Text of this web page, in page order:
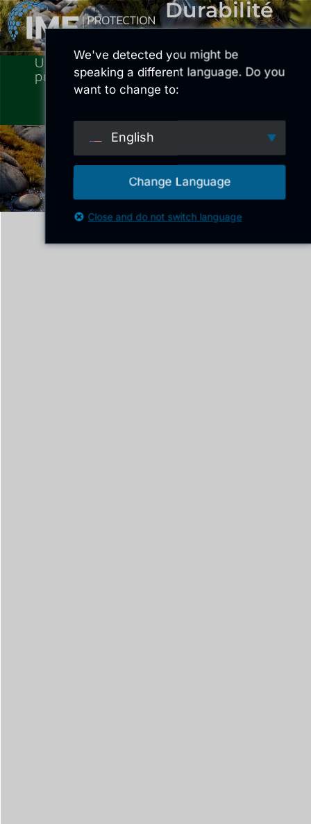
Durabilité
Une technologie qui protège - et
préserve
We've detected you might be
speaking a different language. Do you
want to change to:
English
Change Language
Close and do not switch language